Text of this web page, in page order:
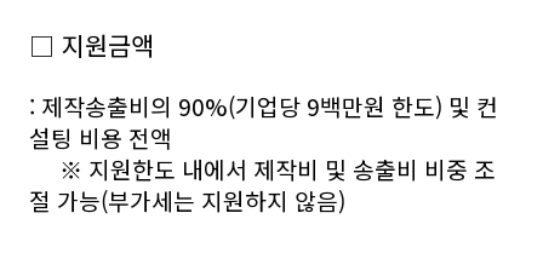
□ 지원금액
: 제작송출비의 90%(기업당 9백만원 한도) 및 컨
설팅 비용 전액
※ 지원한도 내에서 제작비 및 송출비 비중 조
절 가능(부가세는 지원하지 않음)